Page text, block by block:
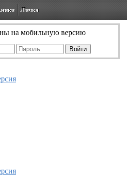
Личка
на мобильную версию